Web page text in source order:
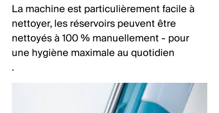
La machine est particulièrement facile à
nettoyer, les réservoirs peuvent être
nettoyés à 100 % manuellement - pour
une hygiène maximale au quotidien
.